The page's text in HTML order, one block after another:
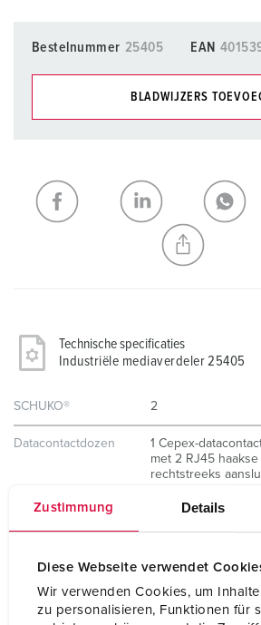
Zustimmung Details
Diese Webseite verwendet
Wir verwenden Cookies, um
zu personalisieren, Funktionen für
Bestelnummer 25405 EAN
BLADWIJZERS
Mijn lijst
NIEUW LIJST MAKEN
Technische specificaties
Industriële mediaverdeler 25405
SCHUKO® 2
Datacontactdozen
1 Cepex-
met 2 RJ45
rechtstreeks
aardleider